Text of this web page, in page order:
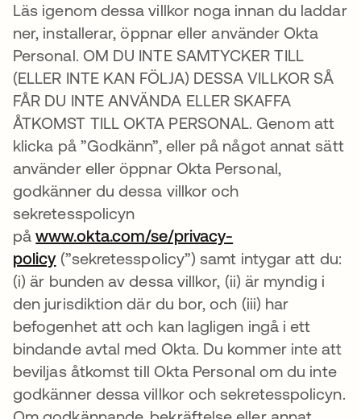
Läs igenom dessa villkor noga innan du laddar
ner, installerar, öppnar eller använder Okta
Personal. OM DU INTE SAMTYCKER TILL
(ELLER INTE KAN FÖLJA) DESSA VILLKOR SÅ
FÅR DU INTE ANVÄNDA ELLER SKAFFA
ÅTKOMST TILL OKTA PERSONAL. Genom att
klicka på ”Godkänn”, eller på något annat sätt
använder eller öppnar Okta Personal,
godkänner du dessa villkor och
sekretesspolicyn
påwww.okta.com/se/privacy-
policy(”sekretesspolicy”) samt intygar att du:
(i) är bunden av dessa villkor, (ii) är myndig i
den jurisdiktion där du bor, och (iii) har
befogenhet att och kan lagligen ingå i ett
bindande avtal med Okta. Du kommer inte att
beviljas åtkomst till Okta Personal om du inte
godkänner dessa villkor och sekretesspolicyn.